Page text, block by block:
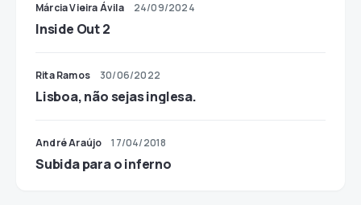
Márcia Vieira Ávila 24/09/2024
Inside Out 2
Rita Ramos 30/06/2022
Lisboa, não sejas inglesa.
André Araújo 17/04/2018
Subida para o inferno